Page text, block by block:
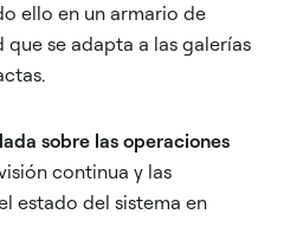
ello en un armario de
se adapta a las galerías
sobre las operaciones
continua y las
estado del sistema en